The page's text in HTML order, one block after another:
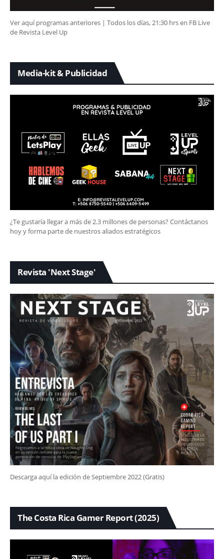
Ver aquí programas anteriores | Todos los días, 21:30 hrs en FB Live
de Revista Level Up
Media-kit & Publicidad
¿Te gustaría llegar a más de 2.3 millones de personas? Contáctanos
hoy y forma parte de nuestros aliados estratégicos
Revista 'Next Stage'
Descarga aquí la edición de Septiembre 2022 (Gratis)
The Costa Rica Gamer Report (2025)